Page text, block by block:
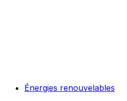
Énergies renouvelables